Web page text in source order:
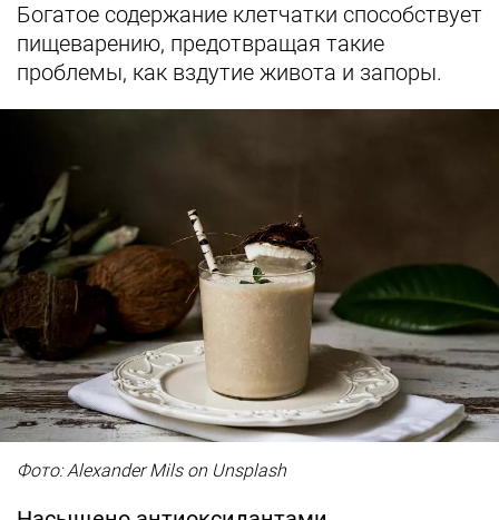
Богатое содержание клетчатки способствует
пищеварению, предотвращая такие
проблемы, как вздутие живота и запоры.
Фото: Alexander Mils on Unsplash